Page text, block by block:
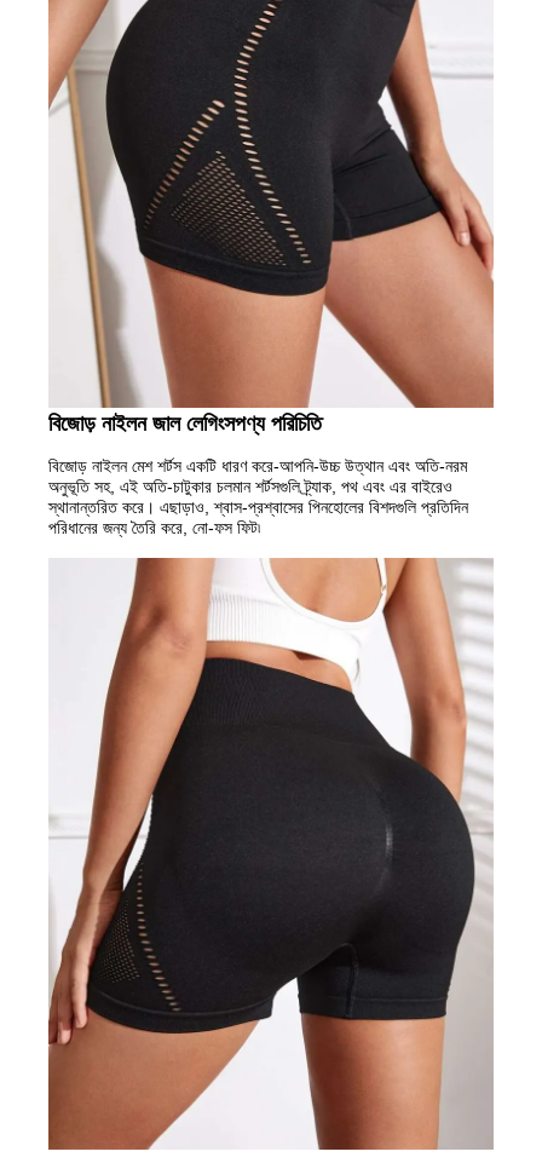
বিজোড় নাইলন জাল লেগিংসপণ্য পরিচিতি
বিজোড় নাইলন মেশ শর্টস একটি ধারণ করে-আপনি-উচ্চ উত্থান এবং অতি-নরম
অনুভূতি সহ, এই অতি-চাটুকার চলমান শর্টসগুলি ট্র্যাক, পথ এবং এর বাইরেও
স্থানান্তরিত করে। এছাড়াও, শ্বাস-প্রশ্বাসের পিনহোলের বিশদগুলি প্রতিদিন
পরিধানের জন্য তৈরি করে, নো-ফস ফিট৷